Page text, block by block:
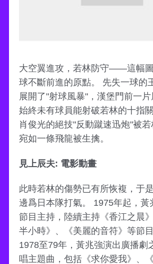
大空翼進攻，若林防守——這幅
球不斷前進的原點。 先失一球的
展開了"射球風暴"，漢堡門前一
始終未有球員能射破若林的十指
肖俊光的絕技"反動蹴速迅炮"被若
宛如一條飛龍被生擒。
見上辰夫: 電影動畫
此時若林的傷勢已有所恢複，于
邊爲日本隊打氣。 1975年起，黃
節目主持，陸續主持《香江之晨
半小時》、《美麗的音符》等節目
1978至79年，黃兆強演出廣播劇
唱主題曲，包括《求你愛我》、《